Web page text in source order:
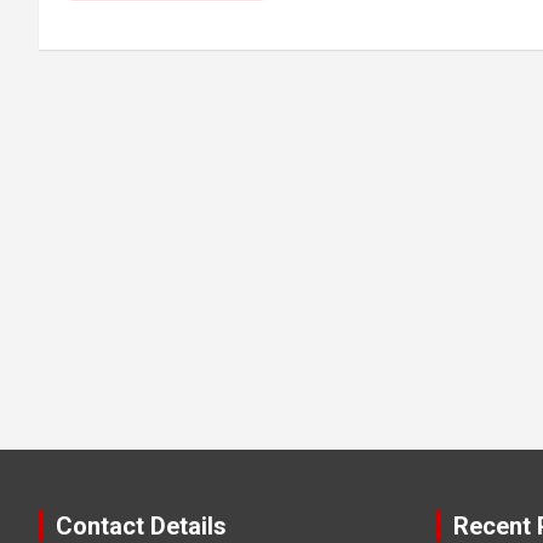
Contact Details Recent